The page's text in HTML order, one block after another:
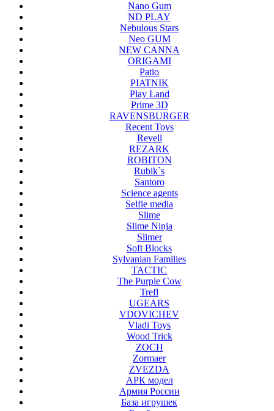
Nano Gum
ND PLAY
Nebulous Stars
Neo GUM
NEW CANNA
ORIGAMI
Patio
PIATNIK
Play Land
Prime 3D
RAVENSBURGER
Recent Toys
Revell
REZARK
ROBITON
Rubik`s
Santoro
Science agents
Selfie media
Slime
Slime Ninja
Slimer
Soft Blocks
Sylvanian Families
TACTIC
The Purple Cow
Trefl
UGEARS
VDOVICHEV
Vladi Toys
Wood Trick
ZOCH
Zormaer
ZVEZDA
АРК модел
Армия России
База игрушек